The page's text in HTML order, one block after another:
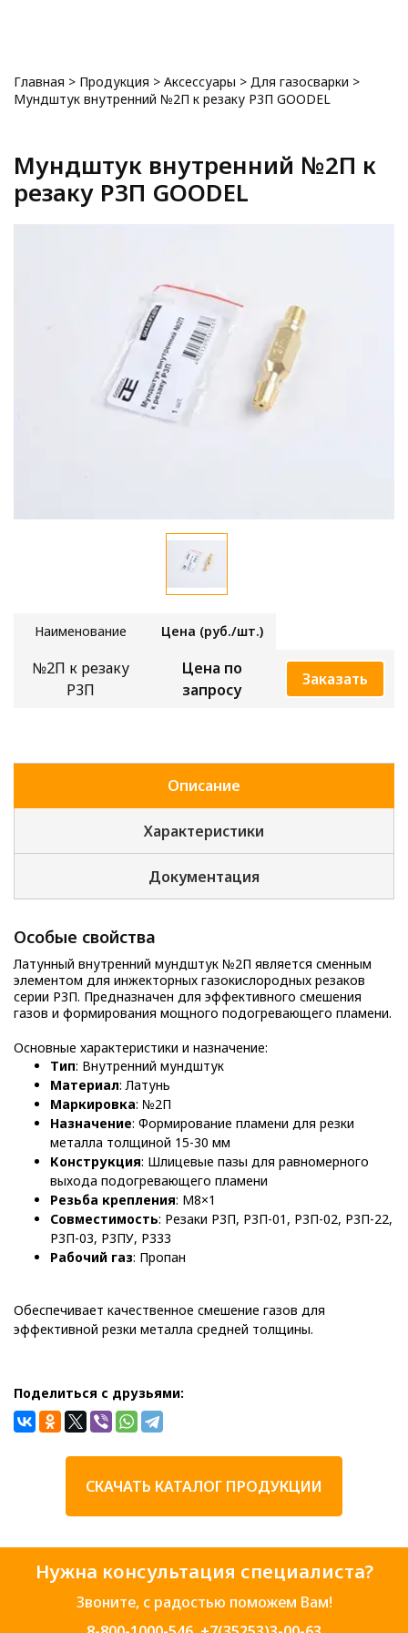
Главная > Продукция > Аксессуары > Для газосварки >
Мундштук внутренний №2П к резаку Р3П GOODEL
Мундштук внутренний №2П к
резаку Р3П GOODEL
Наименование Цена (руб./шт.)
№2П к резаку
Р3П
Цена по
запросу
Заказать
Описание
Характеристики
Документация
Особые свойства
Латунный внутренний мундштук №2П является сменным
элементом для инжекторных газокислородных резаков
серии Р3П. Предназначен для эффективного смешения
газов и формирования мощного подогревающего пламени.
Основные характеристики и назначение:
Тип: Внутренний мундштук
Материал: Латунь
Маркировка: №2П
Назначение: Формирование пламени для резки
металла толщиной 15-30 мм
Конструкция: Шлицевые пазы для равномерного
выхода подогревающего пламени
Резьба крепления: М8×1
Совместимость: Резаки Р3П, Р3П-01, Р3П-02, Р3П-22,
Р3П-03, Р3ПУ, Р333
Рабочий газ: Пропан
Обеспечивает качественное смешение газов для
эффективной резки металла средней толщины.
Поделиться с друзьями:
СКАЧАТЬ КАТАЛОГ ПРОДУКЦИИ
Нужна консультация специалиста?
Звоните, с радостью поможем Вам!